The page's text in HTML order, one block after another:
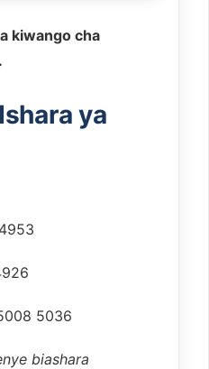
kiwango cha
ya
4953
5036
biashara